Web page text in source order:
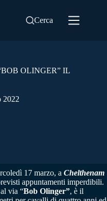
Cerca
OLINGER” IL
2022
17 marzo, a Chelthenam
appuntamenti imperdibili.
via “Bob Olinger”, è il